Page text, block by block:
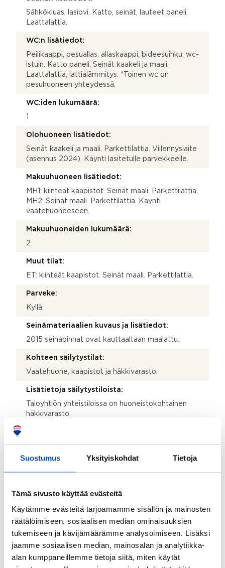
Suostumus Yksityiskohdat Tietoja
Tämä sivusto käyttää evästeitä
Käytämme evästeitä tarjoamamme sisällön ja mainosten
räätälöimiseen, sosiaalisen median ominaisuuksien
tukemiseen ja kävijämäärämme analysoimiseen. Lisäksi
jaamme sosiaalisen median, mainosalan ja analytiikka-
alan kumppaneillemme tietoja siitä, miten käytät
Sähkökiuas, lasiovi. Katto, seinät, lauteet paneli.
Laattalattia.
WC:n lisätiedot:
Peilikaappi, pesuallas, allaskaappi, bideesuihku, wc-
istuin. Katto paneli. Seinät kaakeli ja maali.
Laattalattia, lattialämmitys. *Toinen wc on
pesuhuoneen yhteydessä.
WC:iden lukumäärä:
Olohuoneen lisätiedot:
Seinät kaakeli ja maali. Parkettilattia. Viilennyslaite
(asennus 2024). Käynti lasitetulle parvekkeelle.
Makuuhuoneen lisätiedot:
MH1: kiinteät kaapistot. Seinät maali. Parkettilattia.
MH2: Seinät maali. Parkettilattia. Käynti
vaatehuoneeseen.
Makuuhuoneiden lukumäärä:
2
Muut tilat:
ET: kiinteät kaapistot. Seinät maali. Parkettilattia.
Parveke:
Kyllä
Seinämateriaalien kuvaus ja lisätiedot:
2015 seinäpinnat ovat kauttaaltaan maalattu.
Kohteen säilytystilat:
Vaatehuone, kaapistot ja häkkivarasto
Lisätietoja säilytystiloista:
Taloyhtiön yhteistiloissa on huoneistokohtainen
häkkivarasto.
Ei
Taloyhtiössä on antenni:
Myyjän aikana huoneistoon tehdyt toimenpiteet:
2024 asennettu viilennyslaite.
Kohde myydään kalustettuna: